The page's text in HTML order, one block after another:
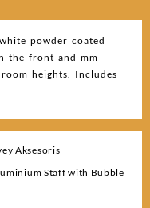
powder coated
the front and mm
heights. Includes
Aksesoris
Staff with Bubble